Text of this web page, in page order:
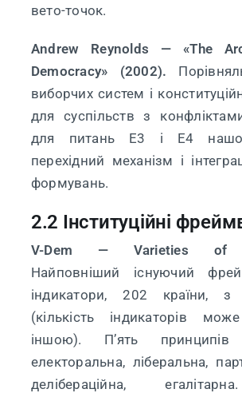
вето-точок.
Andrew Reynolds — «The
Democracy» (2002).
виборчих систем і
для суспільств з
для питань E3 і E4
перехідний механізм і
формувань.
2.2 Інституційні
V-Dem — Varieties of
Найповніший існуючий
індикатори, 202 країни,
(кількість індикаторів
іншою). П’ять принципів
електоральна, ліберальна,
делібераційна,